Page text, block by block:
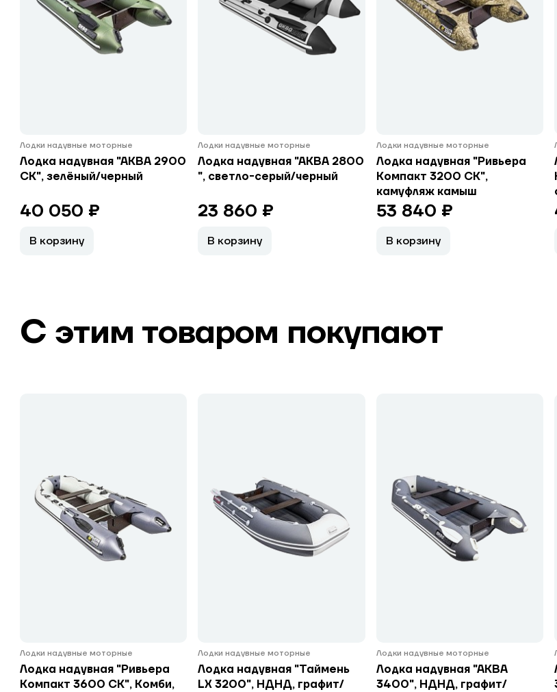
Лодки надувные моторные
Лодка надувная "АКВА 2900
СК", зелёный/черный
40 050 ₽
В корзину
Лодки надувные моторные
Лодка надувная "АКВА 2800
", светло-серый/черный
23 860 ₽
В корзину
Лодки надувные моторные
Лодка надувная "Ривьера
Компакт 3200 СК",
камуфляж камыш
53 840 ₽
В корзину
С этим товаром покупают
Лодки надувные моторные
Лодка надувная "Ривьера
Компакт 3600 СК", Комби,
Лодки надувные моторные
Лодка надувная "Таймень
LX 3200", НДНД, графит/
Лодки надувные моторные
Лодка надувная "АКВА
3400", НДНД, графит/